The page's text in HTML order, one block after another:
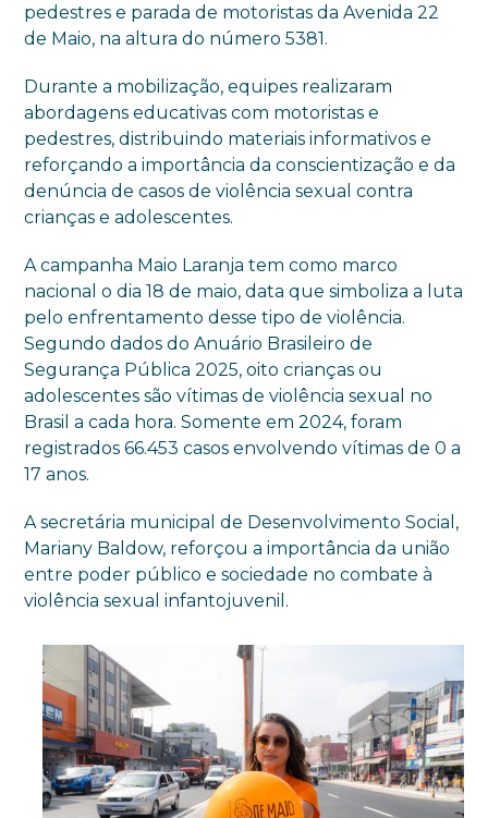
pedestres e parada de motoristas da Avenida 22
de Maio, na altura do número 5381.
Durante a mobilização, equipes realizaram
abordagens educativas com motoristas e
pedestres, distribuindo materiais informativos e
reforçando a importância da conscientização e da
denúncia de casos de violência sexual contra
crianças e adolescentes.
A campanha Maio Laranja tem como marco
nacional o dia 18 de maio, data que simboliza a luta
pelo enfrentamento desse tipo de violência.
Segundo dados do Anuário Brasileiro de
Segurança Pública 2025, oito crianças ou
adolescentes são vítimas de violência sexual no
Brasil a cada hora. Somente em 2024, foram
registrados 66.453 casos envolvendo vítimas de 0 a
17 anos.
A secretária municipal de Desenvolvimento Social,
Mariany Baldow, reforçou a importância da união
entre poder público e sociedade no combate à
violência sexual infantojuvenil.